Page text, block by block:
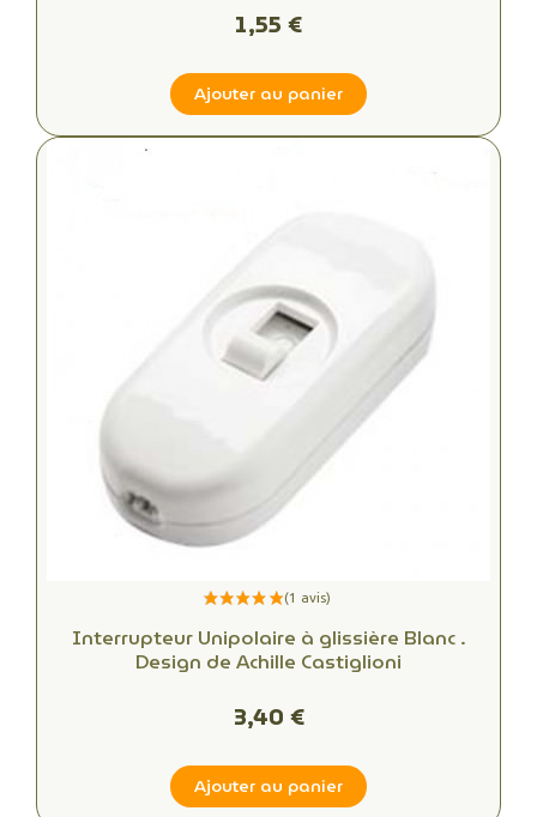
électrique idéale
1,55 €
Ajouter au panier
Interrupteur Unipolaire à glissière Blanc .
Design de Achille Castiglioni
3,40 €
Ajouter au panier